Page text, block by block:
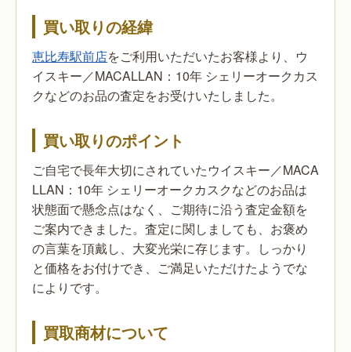
買い取りの経緯
恵比寿駅前店をご利用いただいたお客様より、ウ
イスキー／MACALLAN：10年 シェリーオークカス
クなどのお品の査定をお受けいたしました。
買い取りのポイント
ご自宅で長年大切にされていたウイスキー／MACA
LLAN：10年 シェリーオークカスクなどのお品は
状態面で懸念点はなく、ご期待に沿う査定金額を
ご案内できました。査定に関しましても、お褒め
の言葉を頂戴し、大変光栄に存じます。しっかり
と価格をお付けでき、ご満足いただけたようでな
によりです。
買取商材について